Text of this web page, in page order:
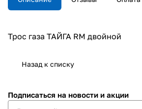
Трос газа ТАЙГА RM двойной
Назад к списку
Подписаться на новости и акции